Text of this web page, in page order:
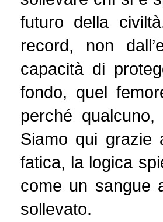
futuro della
record, non
capacità di
fondo, quel
perché
Siamo qui
fatica, la logica
come un sangue
sollevato.